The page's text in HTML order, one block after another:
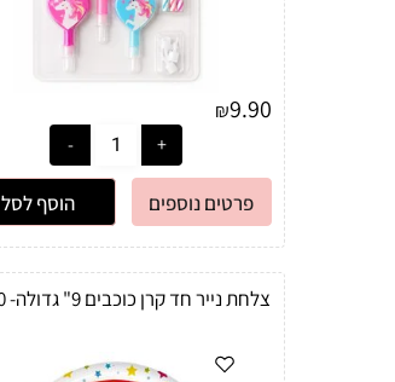
₪9.90
פרטים נוספים הוסף לסל
צלחת נייר חד קרן כוכבים 9" גדולה- 10 יח'